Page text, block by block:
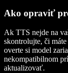
Ako opraviť
Ak TTS nejde na
skontrolujte, či
overte si model
nekompatibilnom
aktualizovať.